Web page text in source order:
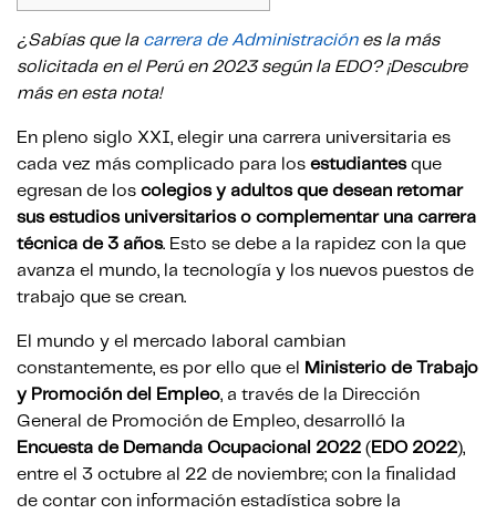
¿Sabías que la carrera de Administraciónes la más
solicitada en el Perú en 2023 según la EDO? ¡Descubre
más en esta nota!
En pleno siglo XXI, elegir una carrera universitaria es
cada vez más complicado para los estudiantes que
egresan de los colegios y adultos que desean retomar
sus estudios universitarios o complementar una carrera
técnica de 3 años. Esto se debe a la rapidez con la que
avanza el mundo, la tecnología y los nuevos puestos de
trabajo que se crean.
El mundo y el mercado laboral cambian
constantemente, es por ello que el
Ministerio de Trabajo
y Promoción del Empleo, a través de la Dirección
General de Promoción de Empleo, desarrolló la
Encuesta de Demanda Ocupacional 2022 ( EDO 2022),
entre el 3 octubre al 22 de noviembre; con la finalidad
de contar con información estadística sobre la